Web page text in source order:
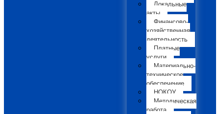
Локальные
акты
Финансово-
хозяйственная
деятельность
Платные
услуги
Материально-
техническое
обеспечение
НОКОУ
Методическая
работа